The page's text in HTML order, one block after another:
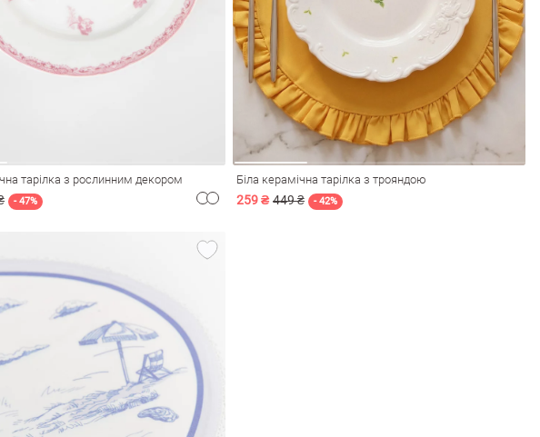
тарілка з рослинним декором
- 47%
Біла керамічна тарілка з трояндою
259 ₴ 449 ₴ - 42%